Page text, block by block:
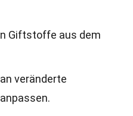
Giftstoffe aus dem
veränderte